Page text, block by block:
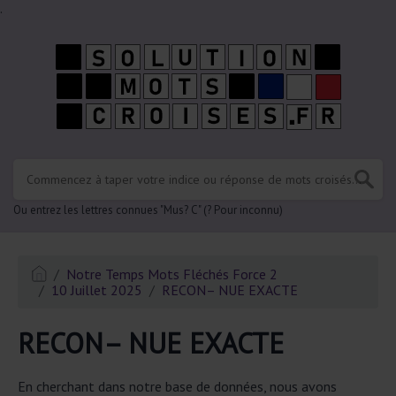
.
Ou entrez les lettres connues "Mus? C" (? Pour inconnu)
Notre Temps Mots Fléchés Force 2
10 Juillet 2025
RECON– NUE EXACTE
RECON– NUE EXACTE
En cherchant dans notre base de données, nous avons